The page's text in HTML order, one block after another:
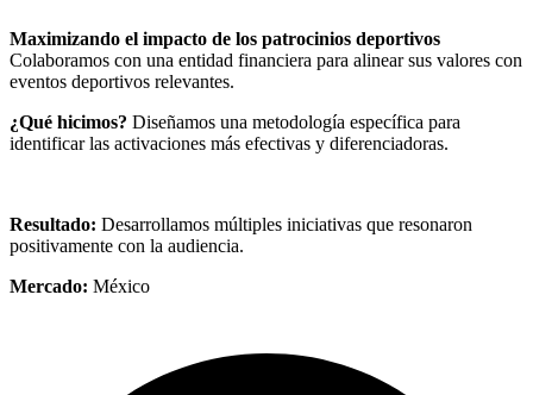
Maximizando el impacto de los patrocinios deportivos
Colaboramos con una entidad financiera para alinear sus valores con
eventos deportivos relevantes.
¿Qué hicimos? Diseñamos una metodología específica para
identificar las activaciones más efectivas y diferenciadoras.
Resultado: Desarrollamos múltiples iniciativas que resonaron
positivamente con la audiencia.
Mercado: México